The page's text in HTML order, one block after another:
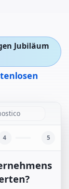
Jubiläum
4 5